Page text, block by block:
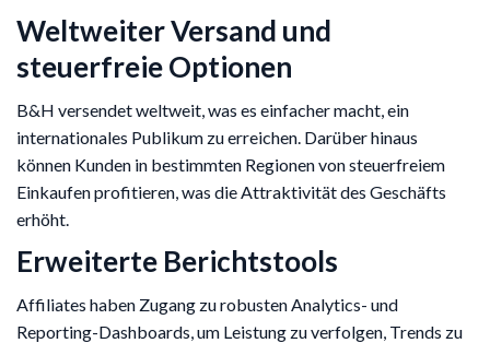
Weltweiter Versand und
steuerfreie Optionen
B&H versendet weltweit, was es einfacher macht, ein
internationales Publikum zu erreichen. Darüber hinaus
können Kunden in bestimmten Regionen von steuerfreiem
Einkaufen profitieren, was die Attraktivität des Geschäfts
erhöht.
Erweiterte Berichtstools
Affiliates haben Zugang zu robusten Analytics- und
Reporting-Dashboards, um Leistung zu verfolgen, Trends zu